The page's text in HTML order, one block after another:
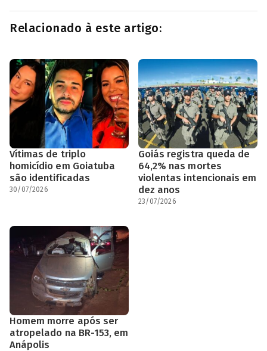
Relacionado à este artigo:
Vítimas de triplo
homicídio em Goiatuba
são identificadas
30/07/2026
Goiás registra queda de
64,2% nas mortes
violentas intencionais em
dez anos
23/07/2026
Homem morre após ser
atropelado na BR-153, em
Anápolis